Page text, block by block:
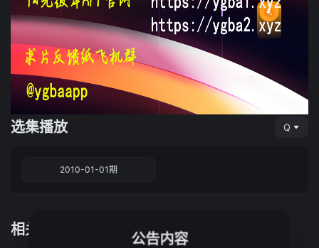
选集播放 Q
2010-01-01期
相关推荐
公告内容